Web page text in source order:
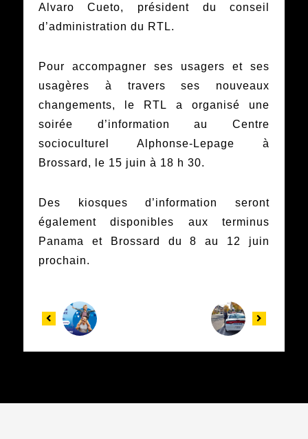
Alvaro Cueto, président du conseil
d’administration du RTL.
Pour accompagner ses usagers et ses
usagères à travers ses nouveaux
changements, le RTL a organisé une
soirée d’information au Centre
socioculturel Alphonse-Lepage à
Brossard, le 15 juin à 18 h 30.
Des kiosques d’information seront
également disponibles aux terminus
Panama et Brossard du 8 au 12 juin
prochain.